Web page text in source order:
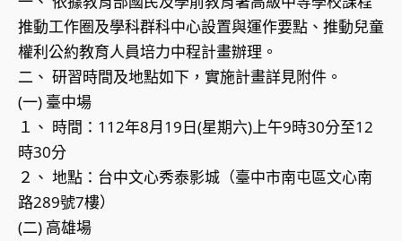
推動工作圈及學科群科中心設置與運作要點、推動兒童
權利公約教育人員培力中程計畫辦理。
二、 研習時間及地點如下，實施計畫詳見附件。
(一) 臺中場
１、 時間：112年8月19日(星期六)上午9時30分至12
時30分
２、 地點：台中文心秀泰影城（臺中市南屯區文心南
路289號7樓）
(二) 高雄場